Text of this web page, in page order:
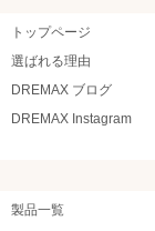
トップページ
選ばれる理由
DREMAX ブログ
DREMAX Instagram
製品一覧